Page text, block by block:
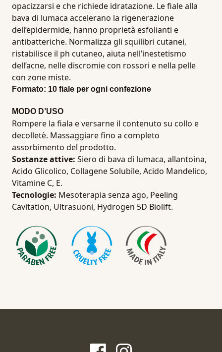
opacizzarsi e che richiede idratazione. Le fiale alla
bava di lumaca accelerano la rigenerazione
dell’epidermide, hanno proprietà esfolianti e
antibatteriche. Normalizza gli squilibri cutanei,
ristabilisce il ph cutaneo, aiuta nell’inestetismo
dell’acne, nelle discromie con rossori e nella pelle
con zone miste.
Formato: 10 fiale per ogni confezione
MODO D’USO
Rompere la fiala e versarne il contenuto su collo e
decolletè. Massaggiare fino a completo
assorbimento del prodotto.
Sostanze attive: Siero di bava di lumaca, allantoina,
Acido Glicolico, Collagene Solubile, Acido Mandelico,
Vitamine C, E.
Tecnologie: Mesoterapia senza ago, Peeling
Cavitation, Ultrasuoni, Hydrogen 5D Biolift.